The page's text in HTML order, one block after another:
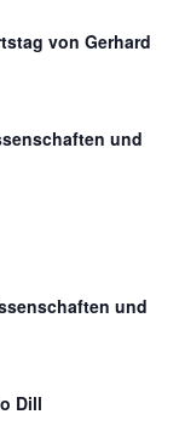
von Gerhard
und
und
Dill